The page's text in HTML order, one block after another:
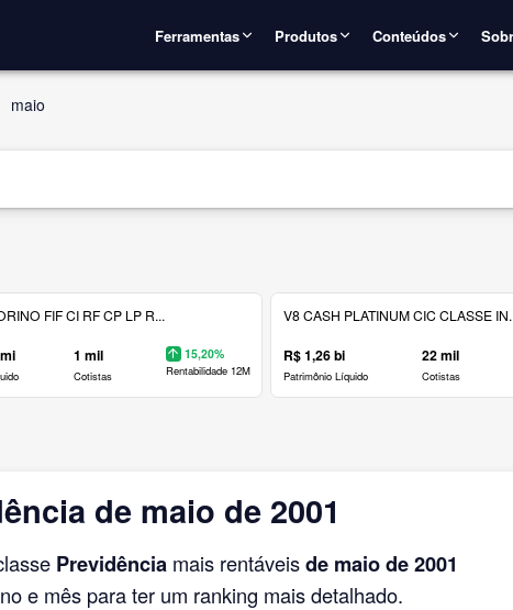
Ferramentas Produtos Conteúdos
maio
FIF CI RF CP LP R...
1 mil
Cotistas
15,20%
Rentabilidade 12M
V8 CASH PLATINUM CIC CLASSE
R$ 1,26 bi
Patrimônio Líquido
22 mil
Cotistas
de maio de 2001
Previdência mais rentáveisde maiode 2001
e mês para ter um ranking mais detalhado.